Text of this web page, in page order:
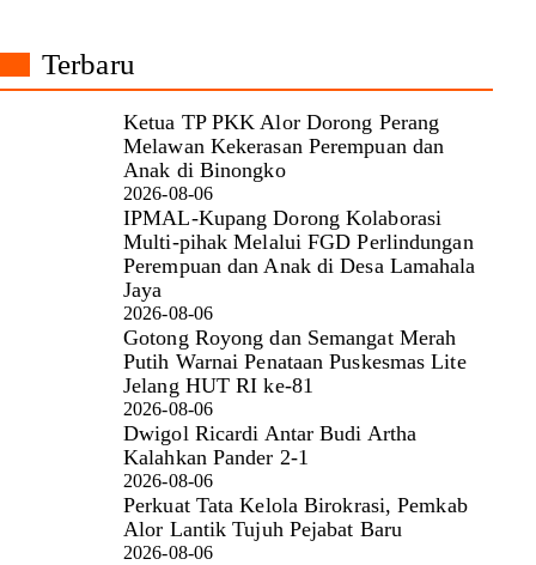
Terbaru
Ketua TP PKK Alor Dorong Perang
Melawan Kekerasan Perempuan dan
Anak di Binongko
2026-08-06
IPMAL-Kupang Dorong Kolaborasi
Multi-pihak Melalui FGD Perlindungan
Perempuan dan Anak di Desa Lamahala
Jaya
2026-08-06
Gotong Royong dan Semangat Merah
Putih Warnai Penataan Puskesmas Lite
Jelang HUT RI ke-81
2026-08-06
Dwigol Ricardi Antar Budi Artha
Kalahkan Pander 2-1
2026-08-06
Perkuat Tata Kelola Birokrasi, Pemkab
Alor Lantik Tujuh Pejabat Baru
2026-08-06